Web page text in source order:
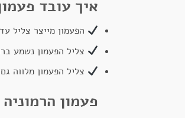
איך עובד
הפעמון מייצר צליל
צליל הפעמון נשמע ברחם – החל מהשבוע ה-20 להריון, העובר
צליל הפעמון מלווה
פעמון